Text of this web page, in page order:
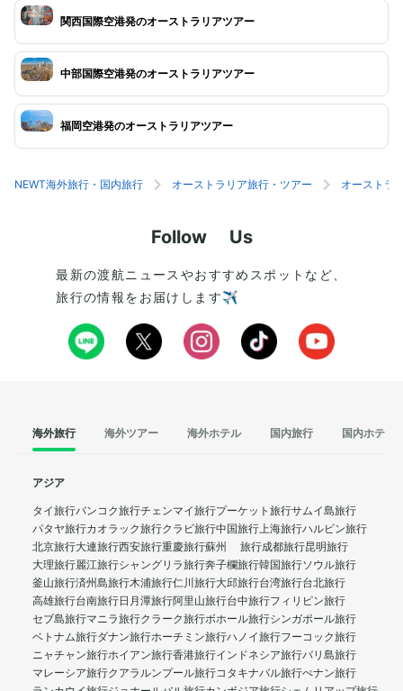
関西国際空港発のオーストラリアツアー
中部国際空港発のオーストラリアツアー
福岡空港発のオーストラリアツアー
NEWT海外旅行・国内旅行 オーストラリア旅行・ツアー オーストラ
Follow Us
最新の渡航ニュースやおすすめスポットなど、
旅行の情報をお届けします✈️
海外旅行 海外ツアー 海外ホテル 国内旅行 国内ホテル
アジア
タイ旅行バンコク旅行チェンマイ旅行プーケット旅行サムイ島旅行
パタヤ旅行カオラック旅行クラビ旅行中国旅行上海旅行ハルビン旅行
北京旅行大連旅行西安旅行重慶旅行蘇州 旅行成都旅行昆明旅行
大理旅行麗江旅行シャングリラ旅行奔子欄旅行韓国旅行ソウル旅行
釜山旅行済州島旅行木浦旅行仁川旅行大邱旅行台湾旅行台北旅行
高雄旅行台南旅行日月潭旅行阿里山旅行台中旅行フィリピン旅行
セブ島旅行マニラ旅行クラーク旅行ボホール旅行シンガポール旅行
ベトナム旅行ダナン旅行ホーチミン旅行ハノイ旅行フーコック旅行
ニャチャン旅行ホイアン旅行香港旅行インドネシア旅行バリ島旅行
マレーシア旅行クアラルンプール旅行コタキナバル旅行ぺナン旅行